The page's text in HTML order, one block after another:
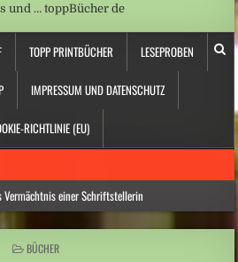
und … toppBücher de
TOPP PRINTBÜCHER LESEPROBEN
IMPRESSUM UND DATENSCHUTZ
RICHTLINIE (EU)
Vermächtnis einer Schriftstellerin
fordert „nationalen Kraftakt für
POSTED
BÜCHER